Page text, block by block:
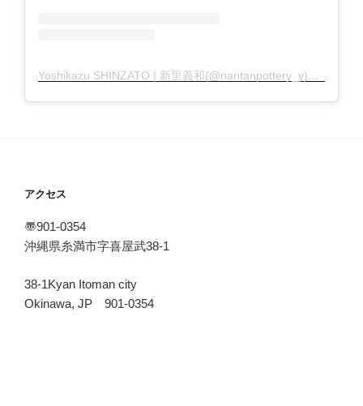
Yoshikazu SHINZATO | 新里義和(@nantanpottery_y)がシェアした投稿
アクセス
〠901-0354
沖縄県糸満市字喜屋武38-1
38-1Kyan Itoman city
Okinawa, JP 901-0354